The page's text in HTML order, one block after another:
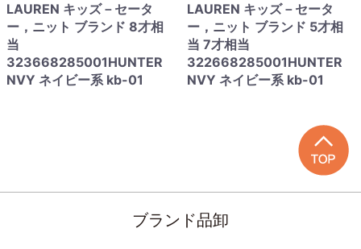
LAUREN キッズ－セータ
ー，ニット ブランド 8才相
当
323668285001HUNTER
NVY ネイビー系 kb-01
LAUREN キッズ－セータ
ー，ニット ブランド 5才相
当 7才相当
322668285001HUNTER
NVY ネイビー系 kb-01
ブランド品卸